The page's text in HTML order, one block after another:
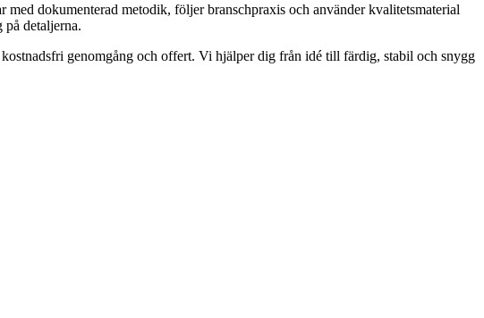
dokumenterad metodik, följer branschpraxis och använder kvalitetsmaterial
detaljerna.
genomgång och offert. Vi hjälper dig från idé till färdig, stabil och snygg